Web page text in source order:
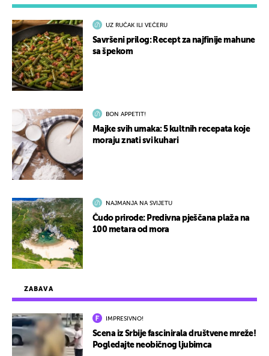
ZABAVA
IMPRESIVNO!
Scena iz Srbije fascinirala društvene mreže!
Pogledajte neobičnog ljubimca
UZ RUČAK ILI VEČERU
Savršeni prilog: Recept za najfinije mahune
sa špekom
BON APPETIT!
Majke svih umaka: 5 kultnih recepata koje
moraju znati svi kuhari
NAJMANJA NA SVIJETU
Čudo prirode: Predivna pješčana plaža na
100 metara od mora